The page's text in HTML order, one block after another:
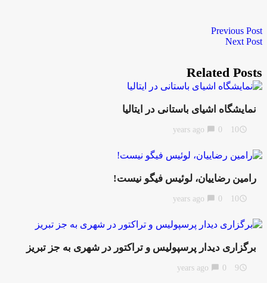
Previous Post
Next Post
Related Posts
نمایشگاه اشیای باستانی در ایتالیا
access_time
10 years ago
chat_bubble
رامین رضاییان، لوئیس فیگو نیست!
access_time
10 years ago
chat_bubble
برگزاری دیدار پرسپولیس و تراکتور در شهری به جز تبریز
access_time
9 years ago
chat_bubble